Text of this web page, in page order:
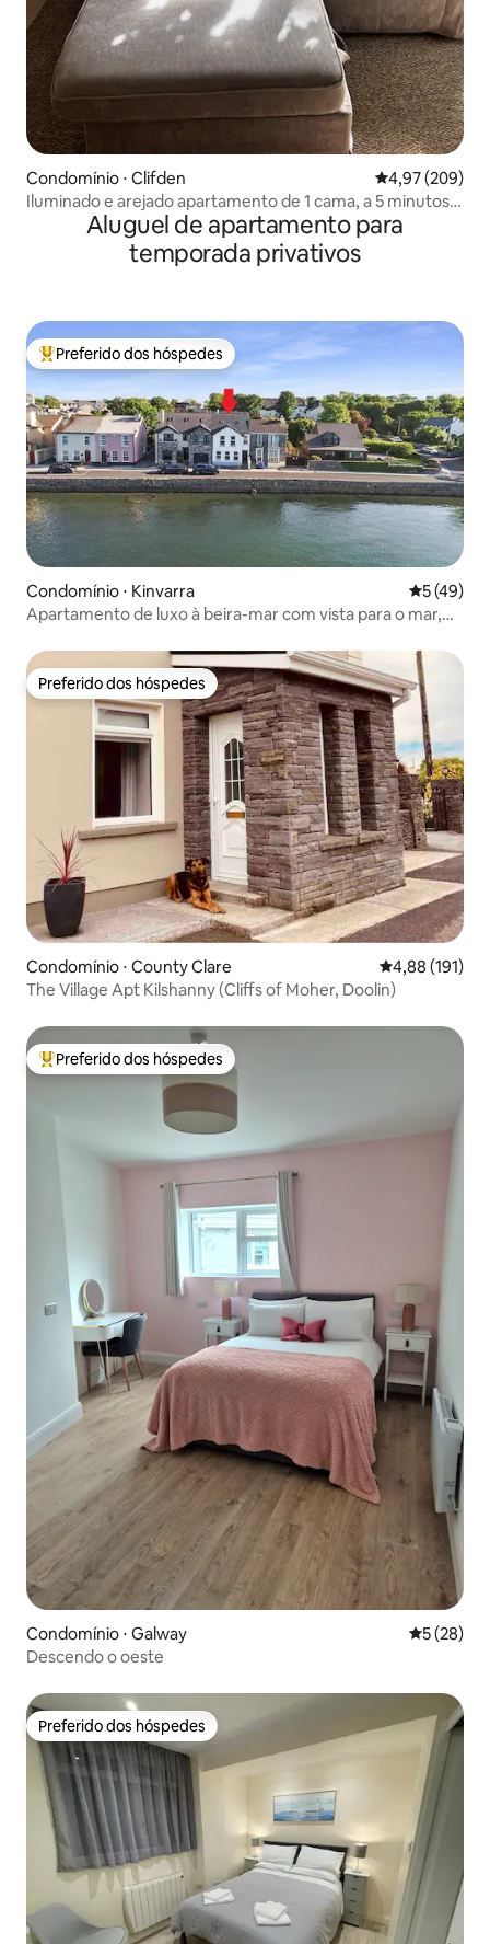
Condomínio ⋅ Clifden 4,97 de uma
4,97 (209)
Iluminado e arejado apartamento de 1 cama, a 5 minutos a
pé de Clifden.Aluguel de apartamento para
temporada privativos
Entre os melhores preferidos dos hóspedes
Preferido dos hóspedes
Condomínio ⋅ Kinvarra 5 de uma
5 (49)
Apartamento de luxo à beira-mar com vista para o mar,
Preferido dos hóspedes
Preferido dos hóspedes
Condomínio ⋅ County Clare 4,88 de uma
4,88 (191)
The Village Apt Kilshanny (Cliffs of Moher, Doolin)
Entre os melhores preferidos dos hóspedes
Preferido dos hóspedes
Condomínio ⋅ Galway 5 de uma
5 (28)
Descendo o oeste
Preferido dos hóspedes
Preferido dos hóspedes